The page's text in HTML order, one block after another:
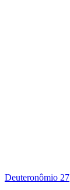
Deuteronômio 27